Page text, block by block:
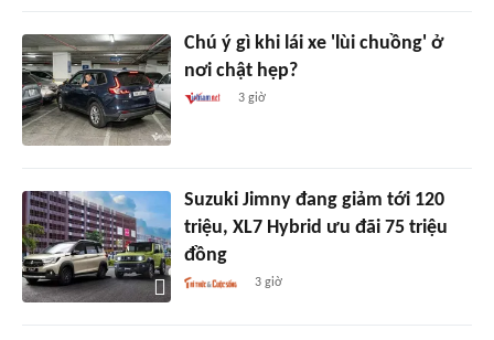
Chú ý gì khi lái xe 'lùi chuồng' ở
nơi chật hẹp?
3 giờ
Suzuki Jimny đang giảm tới 120
triệu, XL7 Hybrid ưu đãi 75 triệu
đồng
3 giờ